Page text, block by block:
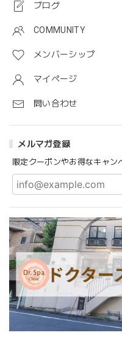
ブログ
COMMUNITY
メンバーシップ
マイページ
問い合わせ
メルマガ登録
限定クーポンやお得なキャン